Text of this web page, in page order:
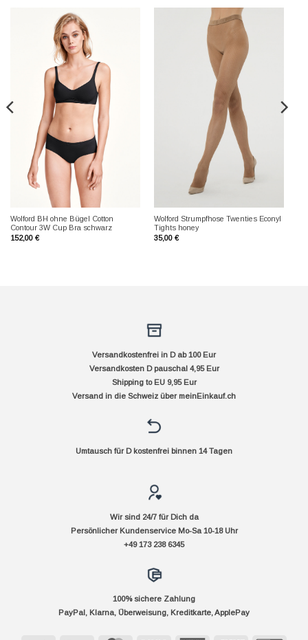
Wolford BH ohne Bügel Cotton
Contour 3W Cup Bra schwarz
152,00 €
Wolford Strumpfhose Twenties Econyl
Tights honey
35,00 €
Versandkostenfrei in D ab 100 Eur
Versandkosten D pauschal 4,95 Eur
Shipping to EU 9,95 Eur
Versand in die Schweiz über meinEinkauf.ch
Umtausch für D kostenfrei binnen 14 Tagen
Wir sind 24/7 für Dich da
Persönlicher Kundenservice Mo-Sa 10-18 Uhr
+49 173 238 6345
100% sichere Zahlung
PayPal, Klarna, Überweisung, Kreditkarte, ApplePay